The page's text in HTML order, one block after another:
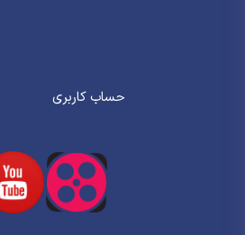
حساب کاربری